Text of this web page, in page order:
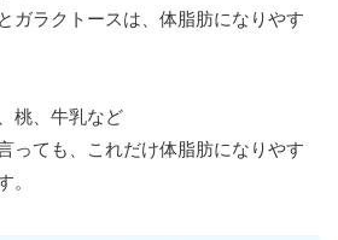
ガラクトースは、体脂肪になりやす
桃、牛乳など
っても、これだけ体脂肪になりやす
。